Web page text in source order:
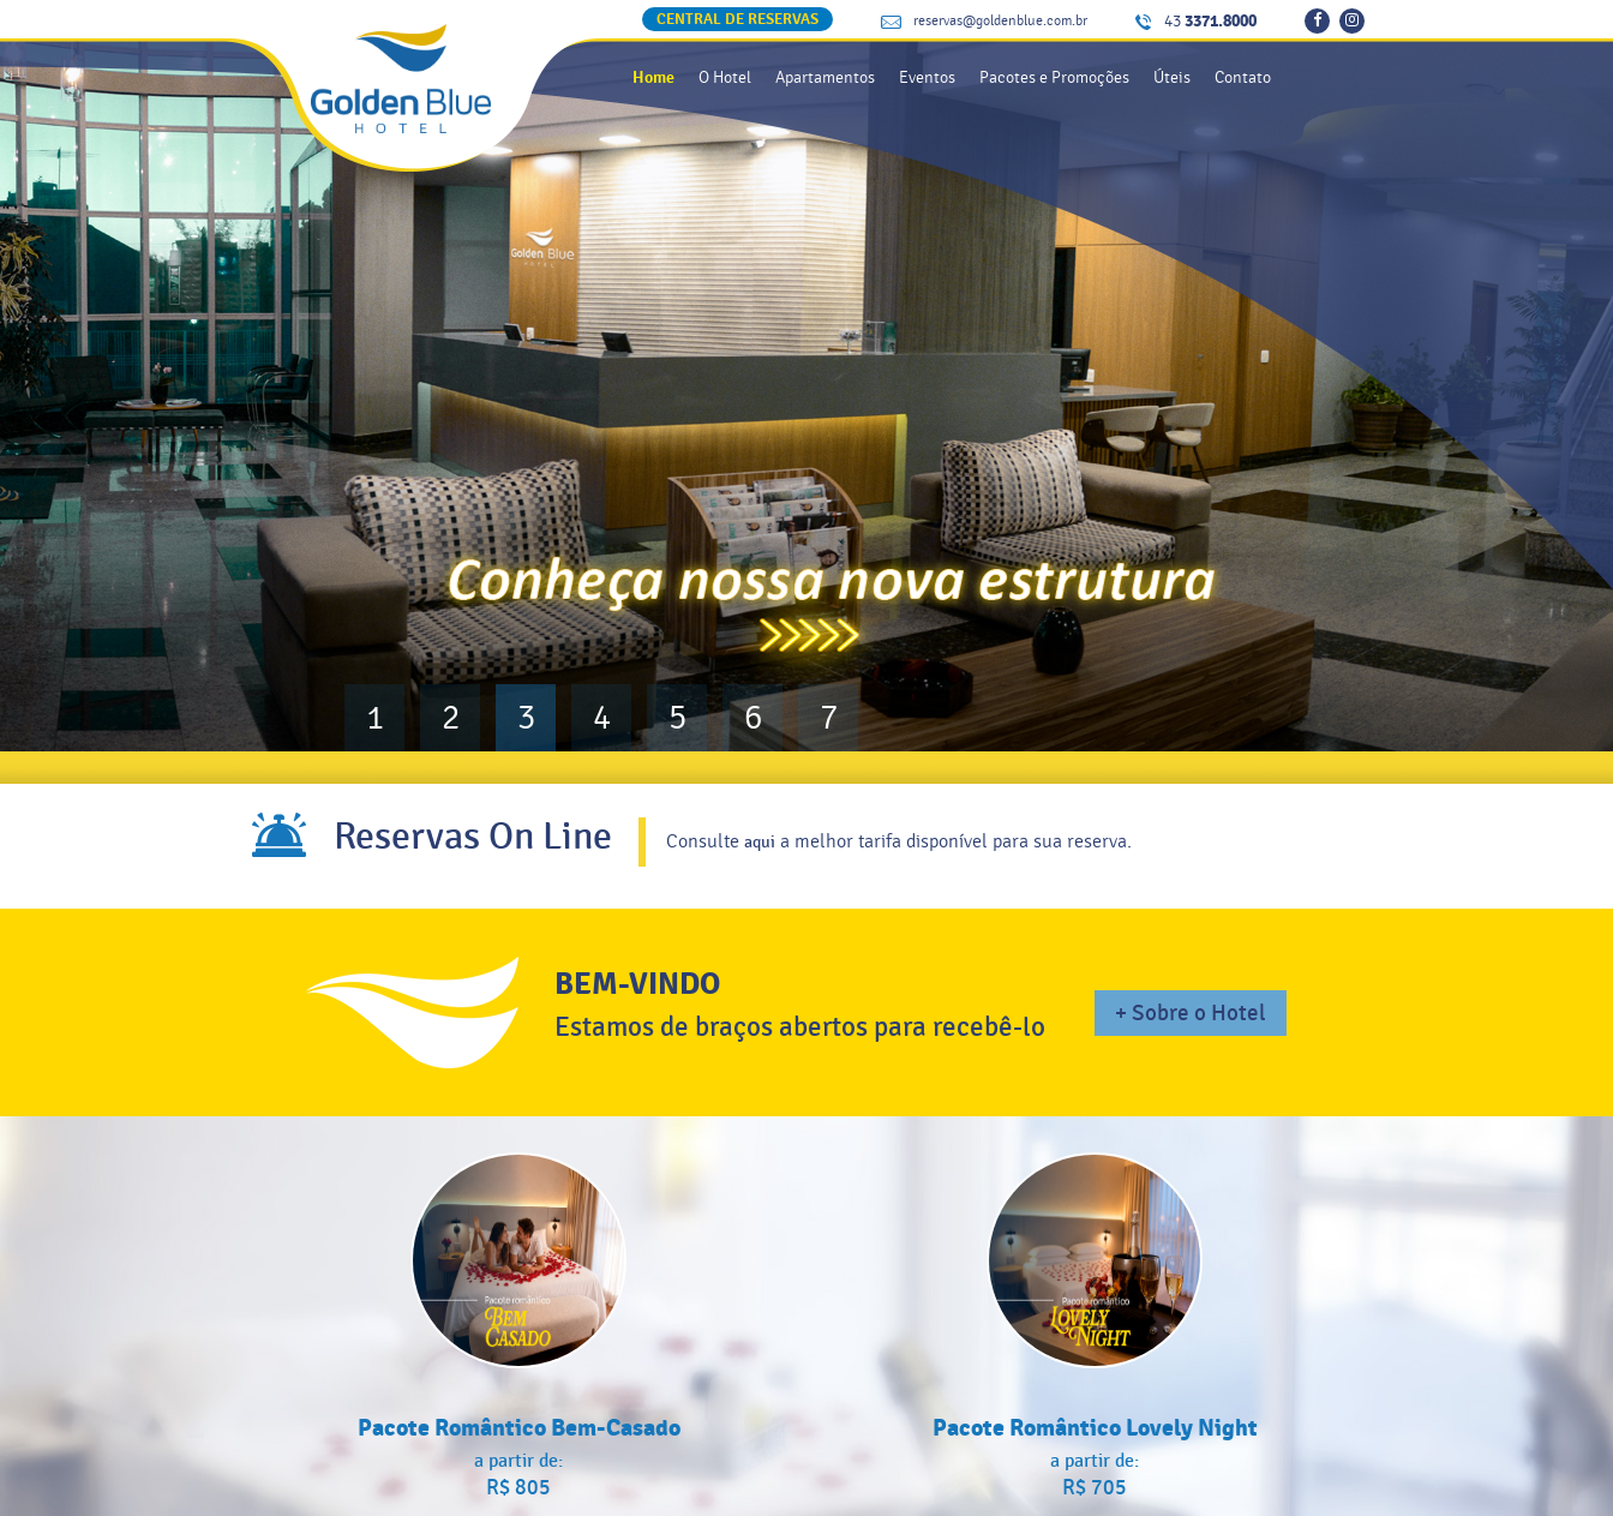
CENTRAL DE RESERVAS reservas@goldenblue.com.br 433371.8000
Home O Hotel Apartamentos Eventos Pacotes e Promoções Úteis Contato
1 2 3 4 5 6 7
Reservas On Line Consulte aqui a melhor tarifa disponível para sua reserva.
BEM-VINDO
Estamos de braços abertos para recebê-lo + Sobre o Hotel
Pacote Romântico Bem-Casado
a partir de:
R$ 805
Pacote Romântico Lovely Night
a partir de:
R$ 705